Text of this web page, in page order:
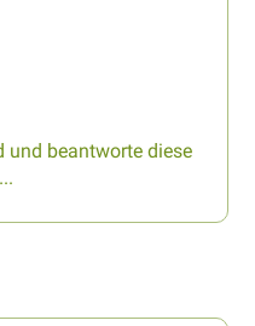
und beantworte diese